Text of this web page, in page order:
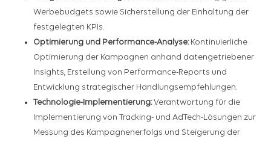
Werbebudgets sowie Sicherstellung der Einhaltung der
festgelegten KPIs.
Optimierung und Performance-Analyse:Kontinuierliche
Optimierung der Kampagnen anhand datengetriebener
Insights, Erstellung von Performance-Reports und
Entwicklung strategischer Handlungsempfehlungen.
Technologie-Implementierung:Verantwortung für die
Implementierung von Tracking- und AdTech-Lösungen zur
Messung des Kampagnenerfolgs und Steigerung der